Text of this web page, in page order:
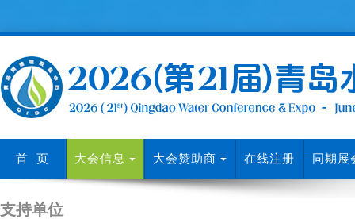
首 页 大会信息 大会赞助商 在线注册 同期
支持单位